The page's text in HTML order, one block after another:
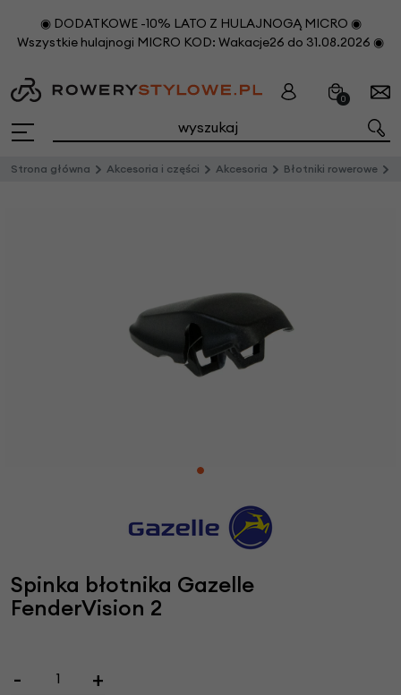
◉ DODATKOWE -10% LATO Z HULAJNOGĄ MICRO ◉
Wszystkie hulajnogi MICRO KOD: Wakacje26 do 31.08.2026 ◉
0
Strona główna Akcesoria i części Akcesoria Błotniki rowerowe
Spinka błotnika Gazelle
FenderVision 2
- +